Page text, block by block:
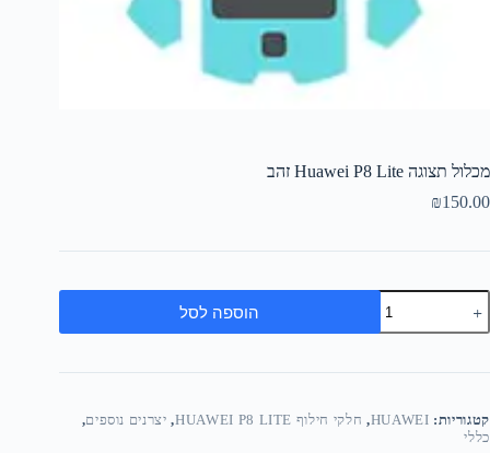
מכלול תצוגה Huawei P8 Lite זהב
₪150.00
הוספה לסל
קטגוריות: HUAWEI
, חלקי חילוף HUAWEI P8 LITE , יצרנים נוספים,
כללי